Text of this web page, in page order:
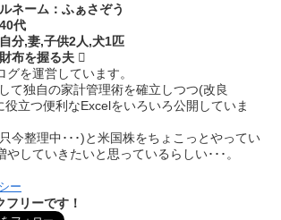
ネーム：ふぁさぞう
代
分,妻,子供2人,犬1匹
布を握る夫
を運営しています。
て独自の家計管理術を確立しつつ(改良
役立つ便利なExcelをいろいろ公開していま
今整理中･･･)と米国株をちょこっとやってい
やしていきたいと思っているらしい･･･。
ー
フリーです！